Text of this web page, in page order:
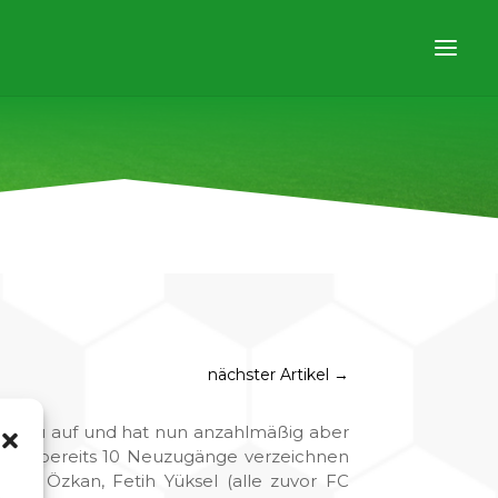
nächster Artikel →
neu auf und hat nun anzahlmäßig aber
bereits 10 Neuzugänge verzeichnen
Özkan, Fetih Yüksel (alle zuvor FC